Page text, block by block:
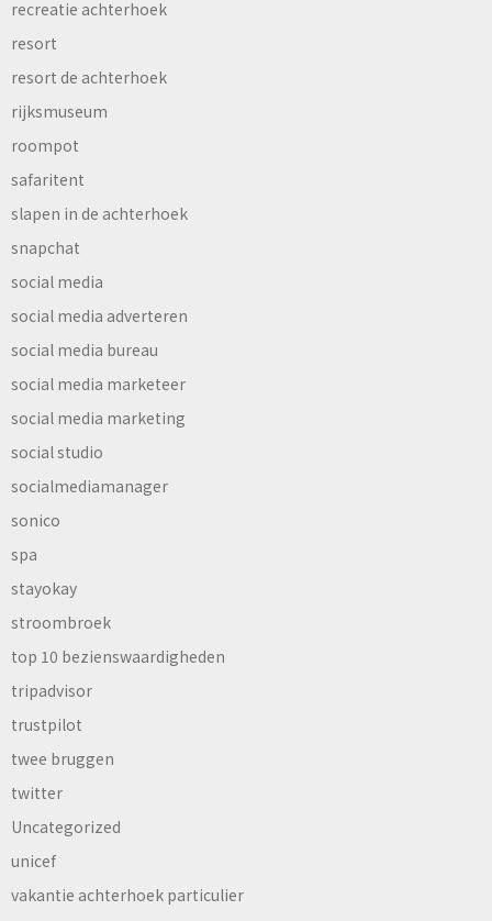
recreatie achterhoek
resort
resort de achterhoek
rijksmuseum
roompot
safaritent
slapen in de achterhoek
snapchat
social media
social media adverteren
social media bureau
social media marketeer
social media marketing
social studio
socialmediamanager
sonico
spa
stayokay
stroombroek
top 10 bezienswaardigheden
tripadvisor
trustpilot
twee bruggen
twitter
Uncategorized
unicef
vakantie achterhoek particulier